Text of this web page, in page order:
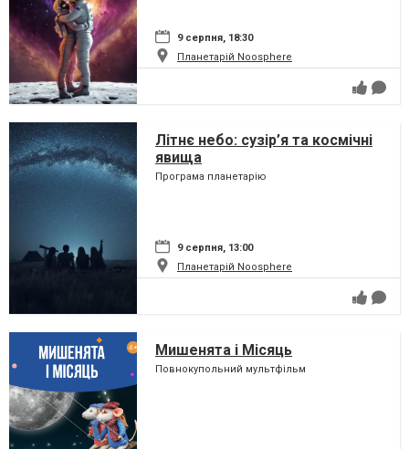
9 серпня, 18:30
Планетарій Noosphere
Літнє небо: сузір’я та космічні
явища
Програма планетарію
9 серпня, 13:00
Планетарій Noosphere
Мишенята і Місяць
Повнокупольний мультфільм